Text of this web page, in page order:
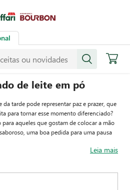
de leite em pó
tarde pode representar paz e prazer, que
para tornar esse momento diferenciado?
aqueles que gostam de colocar a mão
uma boa pedida para uma pausa
mais duradoura. Para os que gostam de
Leia mais